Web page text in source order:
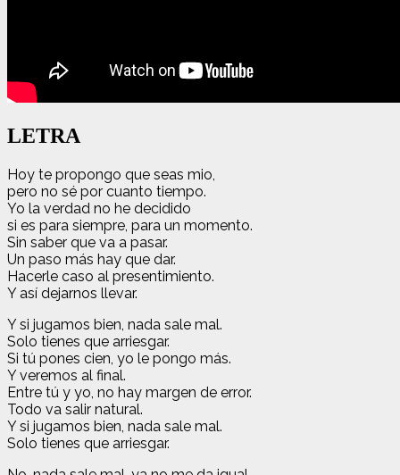
LETRA
Hoy te propongo que seas mio,
pero no sé por cuanto tiempo.
Yo la verdad no he decidido
si es para siempre, para un momento.
Sin saber que va a pasar.
Un paso más hay que dar.
Hacerle caso al presentimiento.
Y así dejarnos llevar.
Y si jugamos bien, nada sale mal.
Solo tienes que arriesgar.
Si tú pones cien, yo le pongo más.
Y veremos al final.
Entre tú y yo, no hay margen de error.
Todo va salir natural.
Y si jugamos bien, nada sale mal.
Solo tienes que arriesgar.